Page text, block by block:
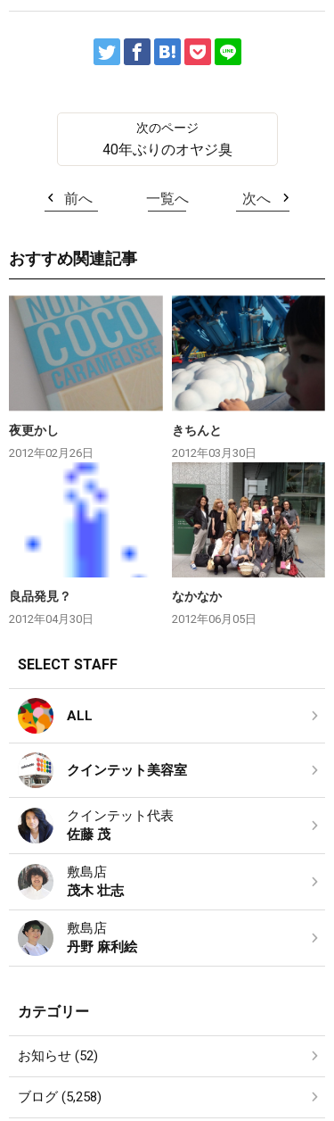
40年ぶりのオヤジ臭
前へ 一覧へ 次へ
おすすめ関連記事
夜更かし
2012年02月26日
きちんと
2012年03月30日
良品発見？
2012年04月30日
なかなか
2012年06月05日
SELECT STAFF
ALL
クインテット美容室
クインテット代表
佐藤 茂
敷島店
茂木 壮志
敷島店
丹野 麻利絵
カテゴリー
お知らせ (52)
ブログ (5,258)